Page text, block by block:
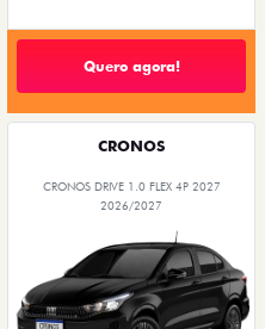
Quero agora!
CRONOS
CRONOS DRIVE 1.0 FLEX 4P 2027
2026/2027